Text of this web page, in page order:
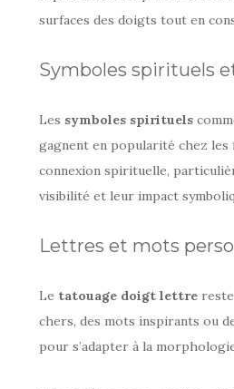
surfaces des doigts tout en
Symboles spirituels
Les symboles spirituels
gagnent en popularité chez les
connexion spirituelle,
visibilité et leur impact
Lettres et mots
Le tatouage doigt lettrereste
chers, des mots inspirants ou
pour s’adapter à la